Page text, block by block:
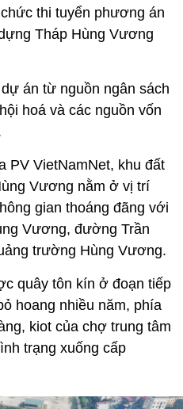
thi tuyển phương án
Tháp Hùng Vương
án từ nguồn ngân sách
hoá và các nguồn vốn
PV VietNamNet, khu đất
Vương nằm ở vị trí
gian thoáng đãng với
Vương, đường Trần
trường Hùng Vương.
quây tôn kín ở đoạn tiếp
hoang nhiều năm, phía
kiot của chợ trung tâm
trạng xuống cấp